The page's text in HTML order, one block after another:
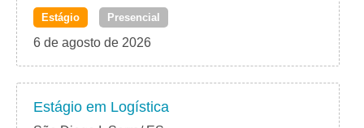
Estágio Presencial
6 de agosto de 2026
Estágio em Logística